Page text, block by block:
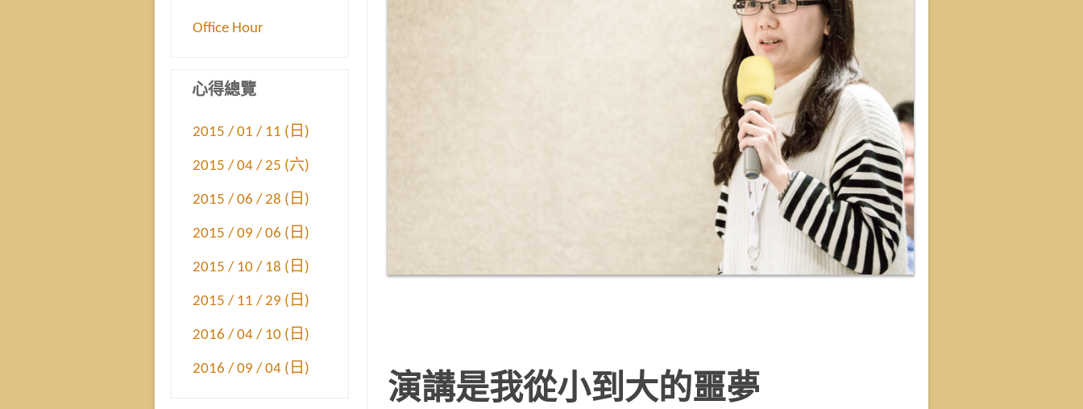
演講是我從小到大的噩夢
Office Hour
心得總覽
2015 / 01 / 11 (日)
2015 / 04 / 25 (六)
2015 / 06 / 28 (日)
2015 / 09 / 06 (日)
2015 / 10 / 18 (日)
2015 / 11 / 29 (日)
2016 / 04 / 10 (日)
2016 / 09 / 04 (日)